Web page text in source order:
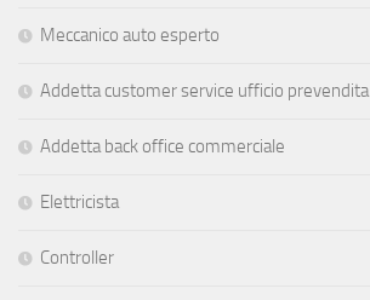
Meccanico auto esperto
Addetta customer service ufficio prevendita
Addetta back office commerciale
Elettricista
Controller